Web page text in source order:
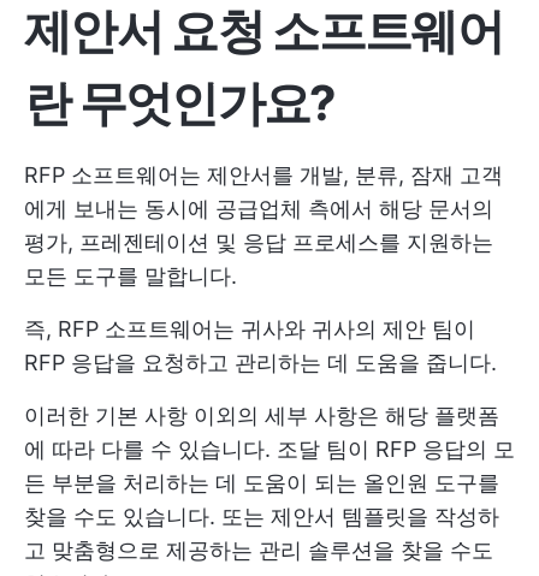
제안서 요청 소프트웨어
란 무엇인가요?
RFP 소프트웨어는 제안서를 개발, 분류, 잠재 고객
에게 보내는 동시에 공급업체 측에서 해당 문서의
평가, 프레젠테이션 및 응답 프로세스를 지원하는
모든 도구를 말합니다.
즉, RFP 소프트웨어는 귀사와 귀사의 제안 팀이
RFP 응답을 요청하고 관리하는 데 도움을 줍니다.
이러한 기본 사항 이외의 세부 사항은 해당 플랫폼
에 따라 다를 수 있습니다. 조달 팀이 RFP 응답의 모
든 부분을 처리하는 데 도움이 되는 올인원 도구를
찾을 수도 있습니다. 또는 제안서 템플릿을 작성하
고 맞춤형으로 제공하는 관리 솔루션을 찾을 수도